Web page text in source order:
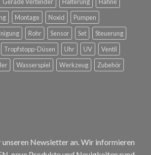
Montage Noxid
Pumpen
Rohr Sensor Set
Steuerung
Tropfstopp-Düsen Uhr UV
Ventil
Wasserspiel Werkzeug
Zubehör
unseren Newsletter an. Wir informieren